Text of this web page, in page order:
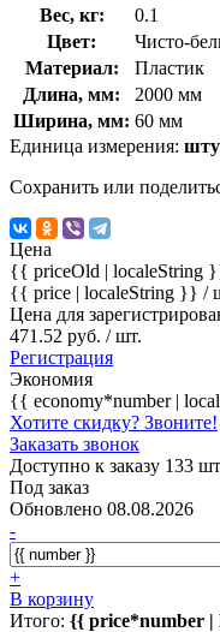
Вес, кг:
0.1
Цвет:
Чисто-
Материал:
Пластик
Длина, мм:
2000 мм
Ширина, мм: 60 мм
Единица измерения:
Сохранить или
Цена
{{ priceOld | localeString
{{ price | localeString }} /
Цена для
471.52 руб. / шт.
Регистрация
Экономия
{{ economy*number |
Хотите скидку? Звоните!
Заказать звонок
Доступно к заказу 133
Под заказ
Обновлено 08.08.2026
-
+
В корзину
Итого: {{ price*number |